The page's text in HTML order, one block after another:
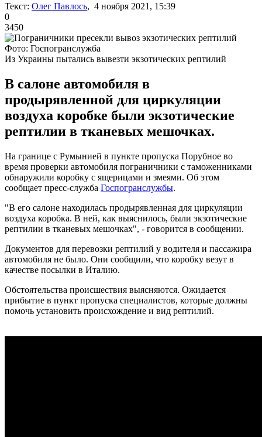
Текст: Олег Павлось, 4 ноября 2021, 15:39
0
3450
Фото: Госпогранслужба
Из Украины пытались вывезти экзотических рептилий
В салоне автомобиля в
продырявленной для циркуляции
воздуха коробке были экзотические
рептилии в тканевых мешочках.
На границе с Румынией в пункте пропуска Порубное во
время проверки автомобиля пограничники с таможенниками
обнаружили коробку с ящерицами и змеями. Об этом
сообщает пресс-служба Госпогранслужбы.
"В его салоне находилась продырявленная для циркуляции
воздуха коробка. В ней, как выяснилось, были экзотические
рептилии в тканевых мешочках", - говорится в сообщении.
Документов для перевозки рептилий у водителя и пассажира
автомобиля не было. Они сообщили, что коробку везут в
качестве посылки в Италию.
Обстоятельства происшествия выясняются. Ожидается
прибытие в пункт пропуска специалистов, которые должны
помочь установить происхождение и вид рептилий.